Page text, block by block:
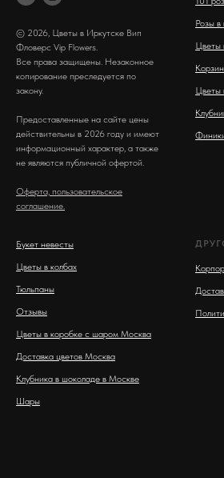
© 2026, Цветы в Иркутске Вип
Фловерс Vip Flowers.
Все права защищены. Незаконное
копирование преследуется по
закону.
Предоставленные на сайте цены
действительны в 2026 году и имеют
информационный характер, а также
не являются публичной офертой.
Оферта, пользовательское
соглашение.
Розы в
Цветы
Цветы
Букет невесты
Цветы в колбах
Тюльпаны
Отзывы
Цветы в коробке с шаром Москва
Доставка цветов Москва
Клубника в шоколаде в Москве
Шары